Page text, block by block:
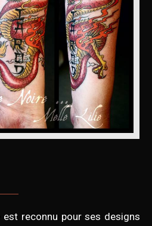
est reconnu pour ses designs